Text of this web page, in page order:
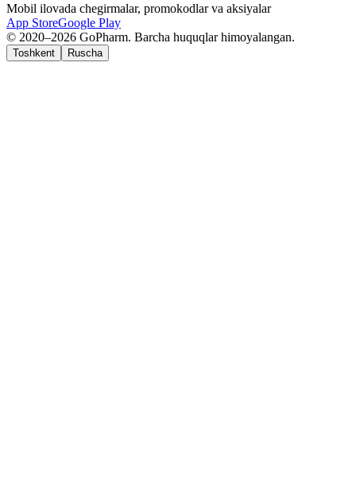
Mobil ilovada chegirmalar, promokodlar va aksiyalar
App StoreGoogle Play
© 2020–2026 GoPharm. Barcha huquqlar himoyalangan.
Toshkent Ruscha